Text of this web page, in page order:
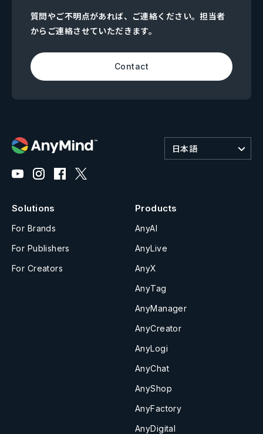
質問やご不明点があれば、ご連絡ください。担当者
からご連絡させていただきます。
Contact
日本語
Solutions
For Brands
For Publishers
For Creators
Products
AnyAI
AnyLive
AnyX
AnyTag
AnyManager
AnyCreator
AnyLogi
AnyChat
AnyShop
AnyFactory
AnyDigital